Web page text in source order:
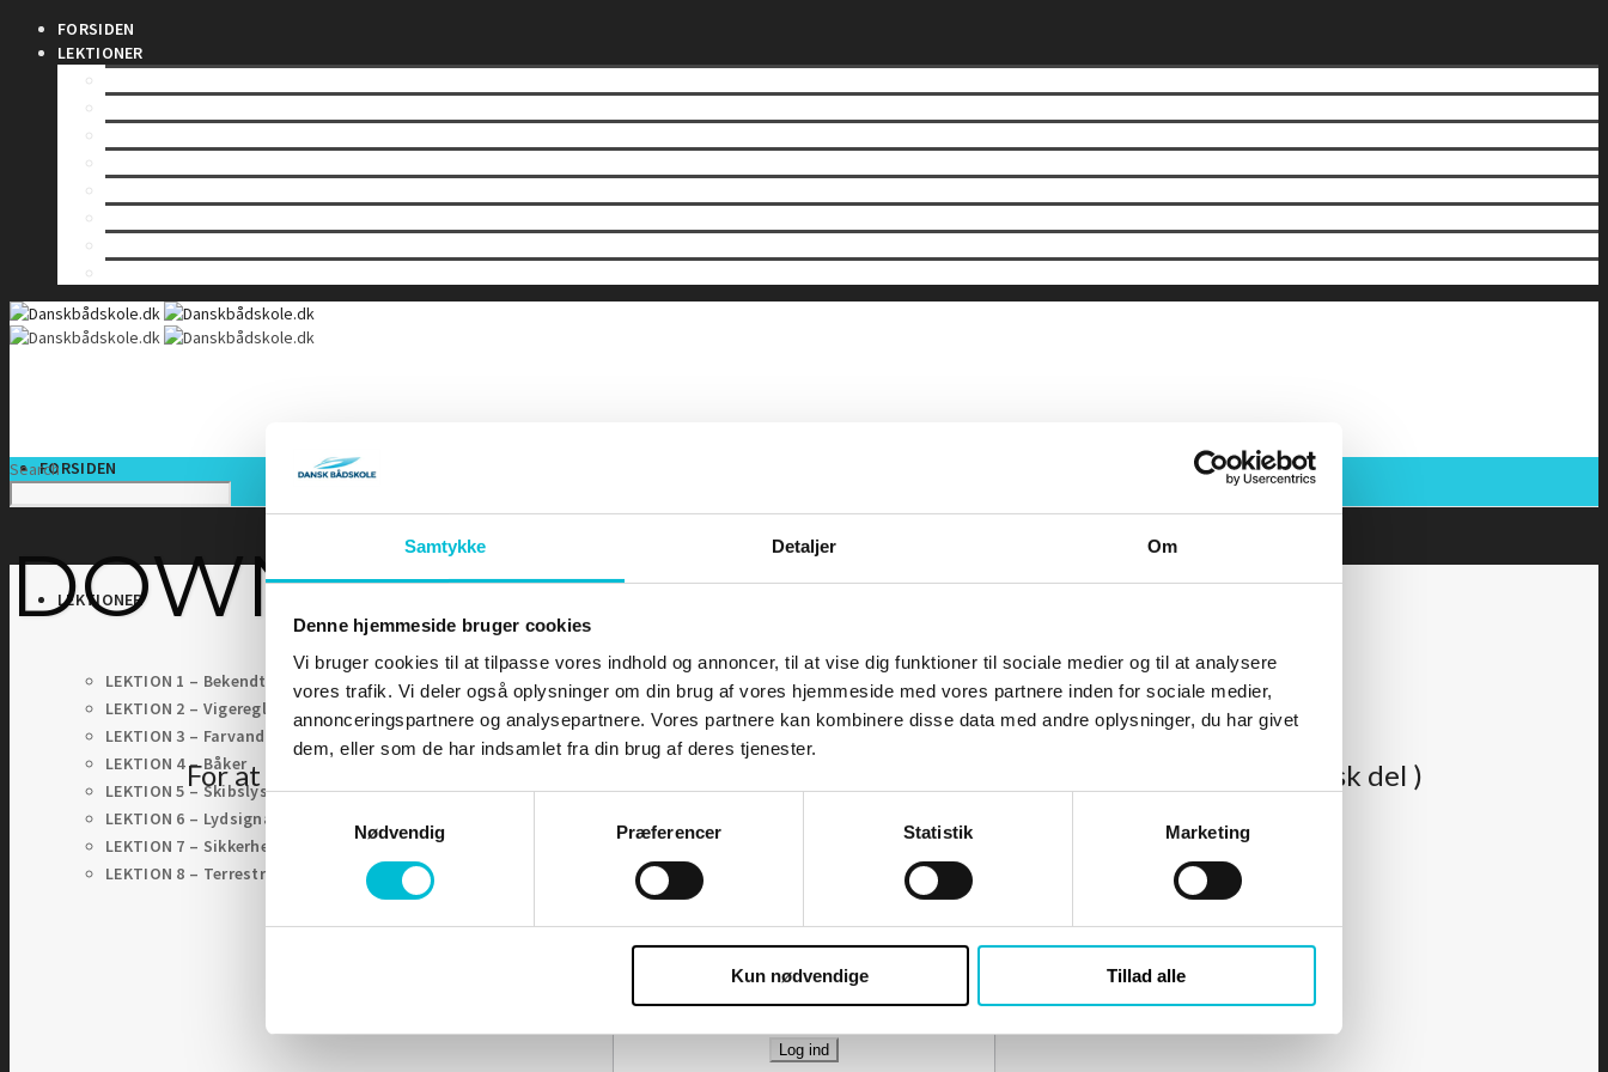
Samtykke Detaljer Om
Denne hjemmeside bruger cookies
Vi bruger cookies til at tilpasse vores indhold og annoncer, til at vise dig funktioner til sociale medier og til at analysere
vores trafik. Vi deler også oplysninger om din brug af vores hjemmeside med vores partnere inden for sociale medier,
annonceringspartnere og analysepartnere. Vores partnere kan kombinere disse data med andre oplysninger, du har givet
dem, eller som de har indsamlet fra din brug af deres tjenester.
Nødvendig
Præferencer Statistik Marketing
Kun nødvendige Tillad alle
FORSIDEN
LEKTIONER
FORSIDEN
LEKTIONER
LEKTION 1 – Bekendtgørelsen
LEKTION 2 – Vigeregler
LEKTION 3 – Farvandsafmærkninger
LEKTION 4 – Båker
LEKTION 5 – Skibslys og Dagssignaler
LEKTION 6 – Lydsignaler
LEKTION 7 – Sikkerhed til søs
LEKTION 8 – Terrestrisk navigation
Search
DOWNLOAD
For at tilgå denne side skal du være logge ind og være tilmeldt kurset - Duelighed ( Teoretisk del )
Brugernavn eller e-mailadresse
Adgangskode
Husk mig